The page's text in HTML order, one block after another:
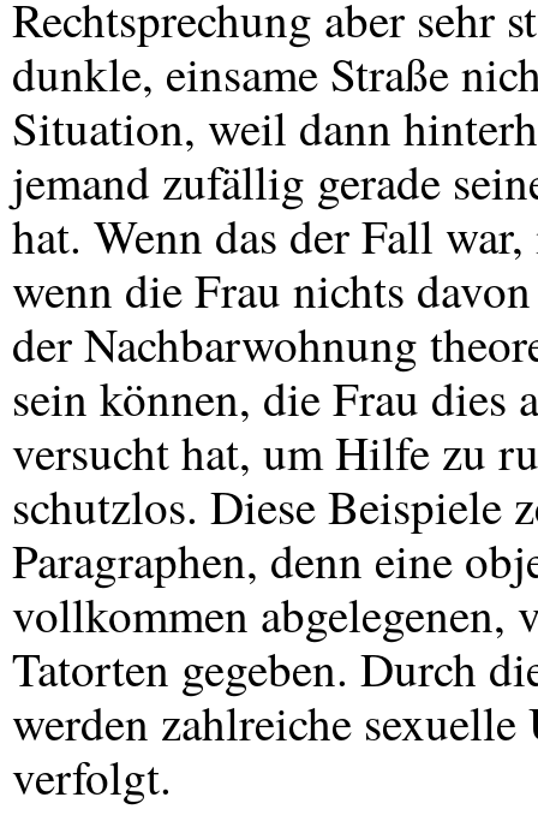
Rechtsprechung aber sehr
dunkle, einsame Straße
Situation, weil dann
jemand zufällig gerade
hat. Wenn das der Fall
wenn die Frau nichts
der Nachbarwohnung
sein können, die Frau dies
versucht hat, um Hilfe zu
schutzlos. Diese Beispiele
Paragraphen, denn eine
vollkommen abgelegenen,
Tatorten gegeben. Durch
werden zahlreiche
verfolgt.